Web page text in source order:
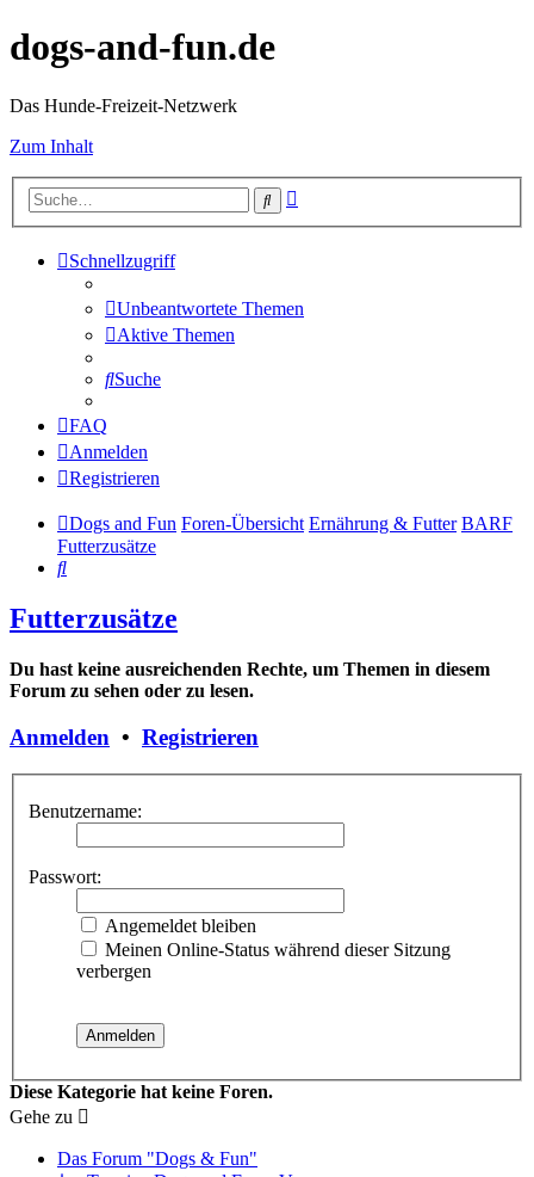
dogs-and-fun.de
Das Hunde-Freizeit-Netzwerk
Zum Inhalt
Suche
Schnellzugriff
Unbeantwortete Themen
Aktive Themen
Suche
FAQ
Anmelden
Registrieren
Dogs and Fun Foren-Übersicht Ernährung & Futter BARF
Futterzusätze
Suche
Futterzusätze
Du hast keine ausreichenden Rechte, um Themen in diesem
Forum zu sehen oder zu lesen.
Anmelden • Registrieren
Benutzername:
Passwort:
Angemeldet bleiben
Meinen Online-Status während dieser Sitzung
verbergen
Diese Kategorie hat keine Foren.
Gehe zu
Das Forum "Dogs & Fun"